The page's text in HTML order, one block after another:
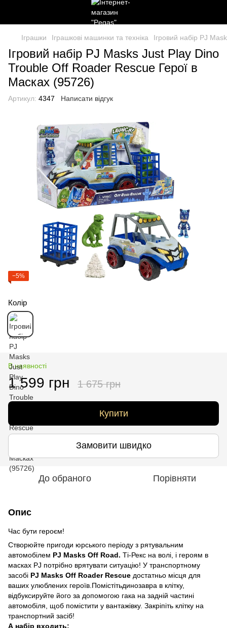
Іграшки Іграшкові машинки та техніка Ігровий набір PJ
Ігровий набір PJ Masks Just Play Dino
Trouble Off Roader Rescue Герої в
Масках (95726)
Артикул: 4347 Написати відгук
−5%
Колір
В наявності
1 599 грн 1 675 грн
Купити
Замовити швидко
До обраного Порівняти
Опис
Час бути героєм!
Створюйте пригоди юрського періоду з рятувальним
автомобілем PJ Masks Off Road. Ті-Рекс на волі, і героям в
масках PJ потрібно врятувати ситуацію! У транспортному
засобі PJ Masks Off Roader Rescue достатньо місця для
ваших улюблених героїв.Помістітьдинозавра в клітку,
відбуксируйте його за допомогою гака на задній частині
автомобіля, щоб помістити у вантажівку. Закріпіть клітку на
транспортний засіб!
А набір входить: